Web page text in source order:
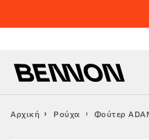
Αρχική Ρούχα Φούτερ